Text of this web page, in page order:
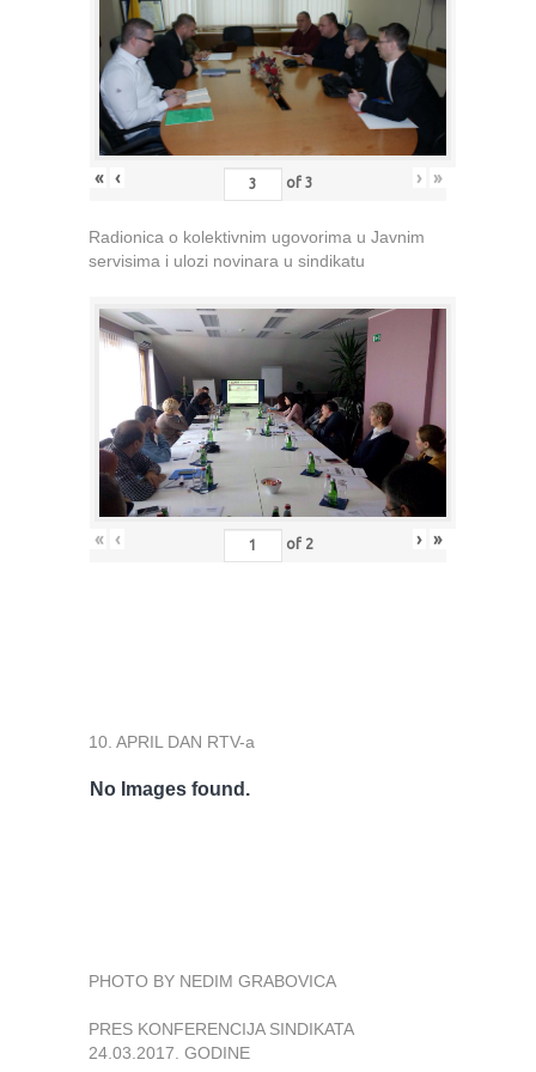
« ‹ of 3 › »
Radionica o kolektivnim ugovorima u Javnim
servisima i ulozi novinara u sindikatu
« ‹ of 2 › »
10. APRIL DAN RTV-a
No Images found.
PHOTO BY NEDIM GRABOVICA
PRES KONFERENCIJA SINDIKATA
24.03.2017. GODINE